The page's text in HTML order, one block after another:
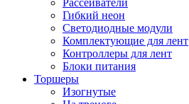
Рассеиватели
Гибкий неон
Светодиодные модули
Комплектующие для лент
Контроллеры для лент
Блоки питания
Торшеры
Изогнутые